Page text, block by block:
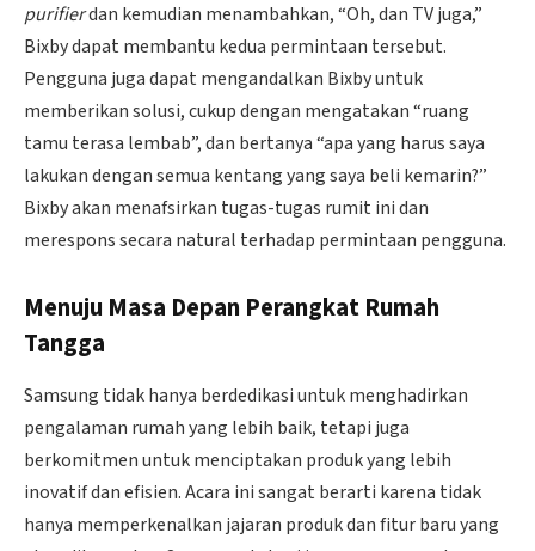
purifierdan kemudian menambahkan, “Oh, dan TV juga,”
Bixby dapat membantu kedua permintaan tersebut.
Pengguna juga dapat mengandalkan Bixby untuk
memberikan solusi, cukup dengan mengatakan “ruang
tamu terasa lembab”, dan bertanya “apa yang harus saya
lakukan dengan semua kentang yang saya beli kemarin?”
Bixby akan menafsirkan tugas-tugas rumit ini dan
merespons secara natural terhadap permintaan pengguna.
Menuju Masa Depan Perangkat Rumah
Tangga
Samsung tidak hanya berdedikasi untuk menghadirkan
pengalaman rumah yang lebih baik, tetapi juga
berkomitmen untuk menciptakan produk yang lebih
inovatif dan efisien. Acara ini sangat berarti karena tidak
hanya memperkenalkan jajaran produk dan fitur baru yang